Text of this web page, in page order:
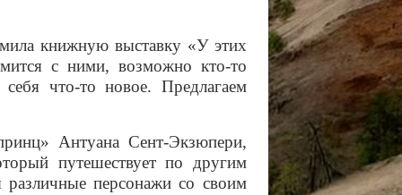
книжную выставку «У этих
с ними, возможно кто-то
что-то новое. Предлагаем
Антуана Сент-Экзюпери,
путешествует по другим
персонажи со своим